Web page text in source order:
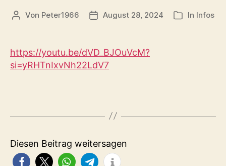
Beitragsautor
Von Peter1966 Veröffentlichungsdatum
August 28, 2024 Kategorien
In Infos
https://youtu.be/dVD_BJOuVcM?
si=yRHTnIxvNh22LdV7
Diesen Beitrag weitersagen